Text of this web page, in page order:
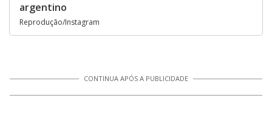
argentino
Reprodução/Instagram
CONTINUA APÓS A PUBLICIDADE